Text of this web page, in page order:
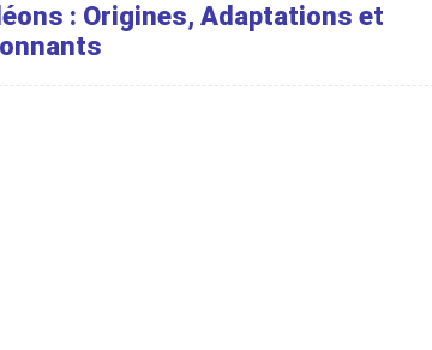
: Origines, Adaptations et